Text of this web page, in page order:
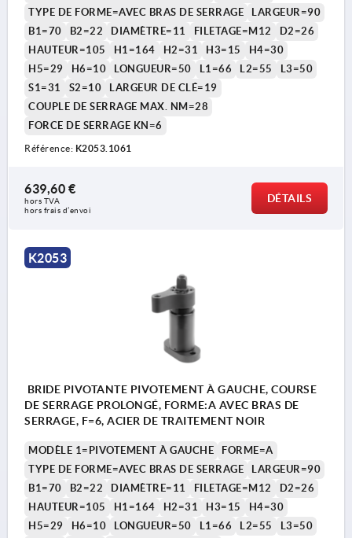
2) Course de serrage
3) Pivotant à gauche
TYPE DE FORME=AVEC BRAS DE SERRAGE
LARGEUR=90
B1=70
B2=22 DIAMÈTRE=11 FILETAGE=M12
D2=26
HAUTEUR=105
H1=164 H2=31 H3=15
H4=30
H5=29
H6=10 LONGUEUR=50 L1=66 L2=55
L3=50
S1=31
S2=10
LARGEUR DE CLÉ=19
COUPLE DE SERRAGE MAX. NM=28
FORCE DE SERRAGE KN=6
Référence: K2053.1061
639,60 €
hors TVA
hors frais d’envoi
DÉTAILS
K2053
BRIDE PIVOTANTE PIVOTEMENT À GAUCHE, COURSE
DE SERRAGE PROLONGÉ, FORME:A AVEC BRAS DE
SERRAGE, F=6, ACIER DE TRAITEMENT NOIR
MODÈLE 1=PIVOTEMENT À GAUCHE
FORME=A
TYPE DE FORME=AVEC BRAS DE SERRAGE
LARGEUR=90
B1=70
B2=22 DIAMÈTRE=11 FILETAGE=M12
D2=26
HAUTEUR=105
H1=164 H2=31 H3=15
H4=30
H5=29
H6=10 LONGUEUR=50 L1=66 L2=55
L3=50